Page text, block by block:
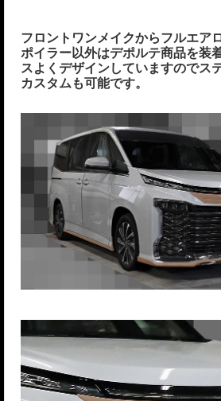
フロントワンメイクからフルエア
ポイラー以外はデポルテ商品を装
スよくデザインしていますのでス
カスタムも可能です。